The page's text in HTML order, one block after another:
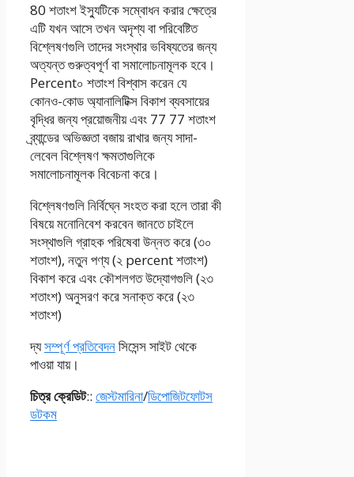
80 শতাংশ ইস্যুটিকে সম্বোধন করার ক্ষেত্রে
এটি যখন আসে তখন অদৃশ্য বা পরিবেষ্টিত
বিশ্লেষণগুলি তাদের সংস্থার ভবিষ্যতের জন্য
অত্যন্ত গুরুত্বপূর্ণ বা সমালোচনামূলক হবে।
Percent০ শতাংশ বিশ্বাস করেন যে
কোনও-কোড অ্যানালিটিক্স বিকাশ ব্যবসায়ের
বৃদ্ধির জন্য প্রয়োজনীয় এবং 77 77 শতাংশ
ব্র্যান্ডের অভিজ্ঞতা বজায় রাখার জন্য সাদা-
লেবেল বিশ্লেষণ ক্ষমতাগুলিকে
সমালোচনামূলক বিবেচনা করে।
বিশ্লেষণগুলি নির্বিঘ্নে সংহত করা হলে তারা কী
বিষয়ে মনোনিবেশ করবেন জানতে চাইলে
সংস্থাগুলি গ্রাহক পরিষেবা উন্নত করে (৩০
শতাংশ), নতুন পণ্য (২ percent শতাংশ)
বিকাশ করে এবং কৌশলগত উদ্যোগগুলি (২৩
শতাংশ) অনুসরণ করে সনাক্ত করে (২৩
শতাংশ)
দ্যসম্পূর্ণ প্রতিবেদনসিসেন্স সাইট থেকে
পাওয়া যায়।
চিত্র ক্রেডিট:: জেস্টমারিনা/ডিপোজিটফোটস
ডটকম